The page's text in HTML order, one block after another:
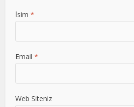
İsim *
Email *
Web Siteniz